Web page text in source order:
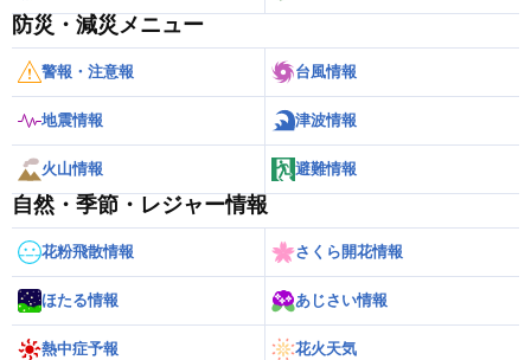
防災・減災メニュー
警報・注意報 台風情報
地震情報 津波情報
火山情報 避難情報
自然・季節・レジャー情報
花粉飛散情報 さくら開花情報
ほたる情報 あじさい情報
熱中症予報 花火天気